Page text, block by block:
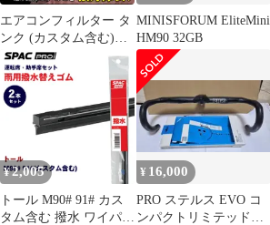
エアコンフィルター タ
ンク (カスタム含む)
M90#A M91#A 87139-
50100 純正交換用 花粉
対策に トヨタ
【k30080109004-
10048】 開封済 未使用
MINISFORUM EliteMini
HM90 32GB
¥2,005
トール M90# 91# カス
タム含む 撥水 ワイパー
¥ 16,000
PRO ステルス EVO コ
ンパクトリミテッド